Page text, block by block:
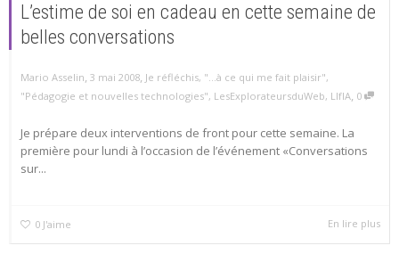
L’estime de soi en cadeau en cette semaine de
belles conversations
Mario Asselin, 3 mai 2008, Je réfléchis, "...à ce qui me fait plaisir",
"Pédagogie et nouvelles technologies", LesExplorateursduWeb, LIfIA, 0
Je prépare deux interventions de front pour cette semaine. La
première pour lundi à l’occasion de l’événement «Conversations
sur...
0 J'aime En lire plus